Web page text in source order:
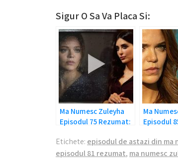
Sigur O Sa Va Placa Si:
Ma Numesc Zuleyha
Episodul 75 Rezumat:
Ma
Episodul
Etichete: episodul de astazi din ma
episodul 81 rezumat, ma numesc